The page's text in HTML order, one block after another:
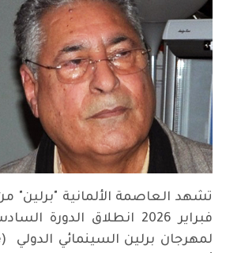
فبراير 2026 انطلاق الدورة